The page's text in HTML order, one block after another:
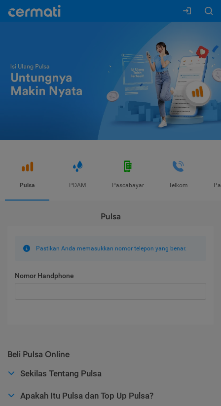
Pulsa PDAM Pascabayar Telkom
Pulsa
Pastikan Anda memasukkan nomor telepon yang benar.
Nomor Handphone
Beli Pulsa Online
Sekilas Tentang Pulsa
Apakah Itu Pulsa dan Top Up Pulsa?